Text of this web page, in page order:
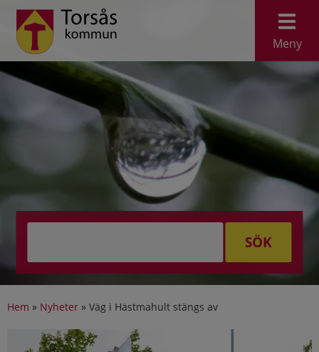
Meny
SÖK
Hem » Nyheter » Väg i Hästmahult stängs av